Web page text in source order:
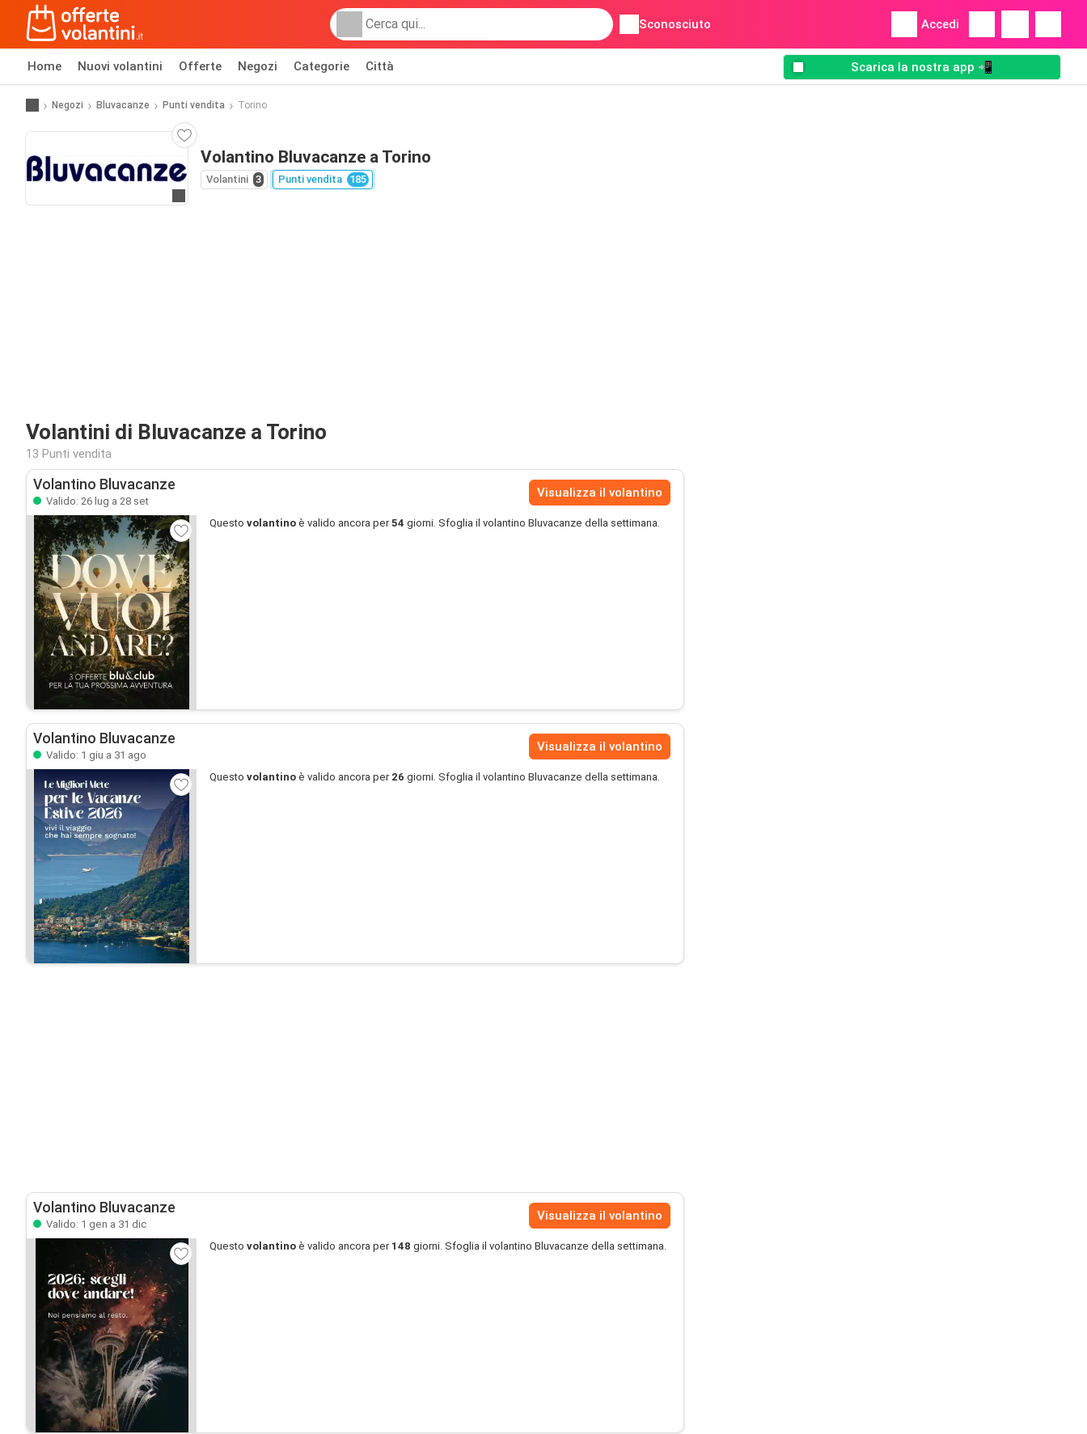
Sconosciuto Accedi
Home Nuovi volantini Offerte Negozi Categorie Città Scarica la nostra app 📲
Negozi Bluvacanze Punti vendita Torino
Volantino Bluvacanze a Torino
Volantini 3 Punti vendita 185
Volantini di Bluvacanze a Torino
13 Punti vendita
Volantino Bluvacanze
Valido: 26 lug a 28 set
Visualizza il volantino
Questo volantino è valido ancora per54 giorni. Sfoglia il volantino Bluvacanze della settimana.
Volantino Bluvacanze
Valido: 1 giu a 31 ago
Visualizza il volantino
Questo volantino è valido ancora per 26 giorni. Sfoglia il volantino Bluvacanze della settimana.
Volantino Bluvacanze
Valido: 1 gen a 31 dic
Visualizza il volantino
Questo volantino è valido ancora per 148 giorni. Sfoglia il volantino Bluvacanze della settimana.